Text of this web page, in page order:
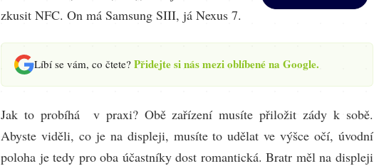
zkusit NFC. On má Samsung SIII, já Nexus 7.
Líbí se vám, co čtete? Přidejte si nás mezi oblíbené na Google.
Jak to probíhá v praxi? Obě zařízení musíte přiložit zády k sobě.
Abyste viděli, co je na displeji, musíte to udělat ve výšce očí, úvodní
poloha je tedy pro oba účastníky dost romantická. Bratr měl na displeji